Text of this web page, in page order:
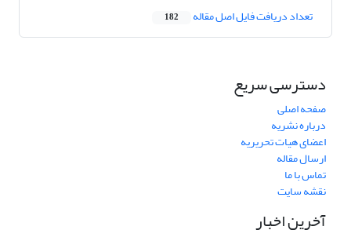
تعداد دریافت فایل اصل مقاله 182
دسترسی سریع
صفحه اصلی
درباره نشریه
اعضای هیات تحریریه
ارسال مقاله
تماس با ما
نقشه سایت
آخرین اخبار